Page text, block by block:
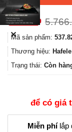
Mã sản phẩm:
Thương hiệu: Hafele
Trạng thái: Còn
để có giá
Miễn phílắp
✕